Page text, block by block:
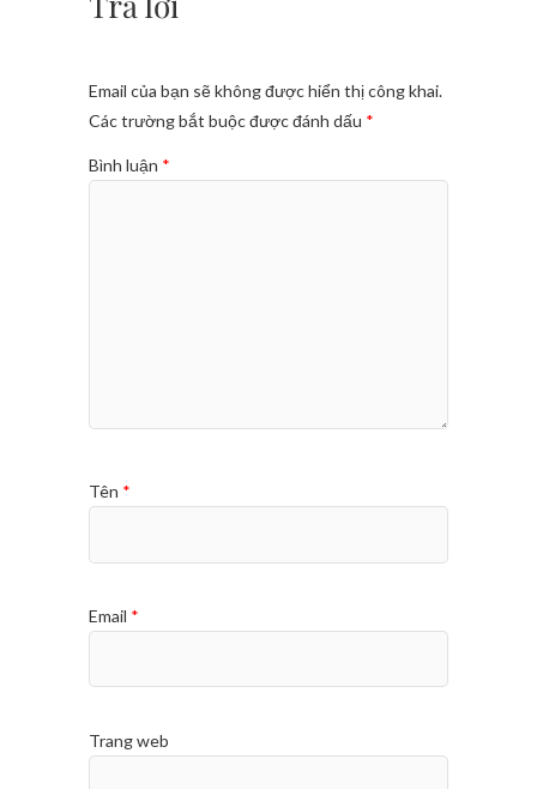
Email của bạn sẽ không được hiển thị công khai.
Các trường bắt buộc được đánh dấu *
Bình luận *
Tên *
Email *
Trang web